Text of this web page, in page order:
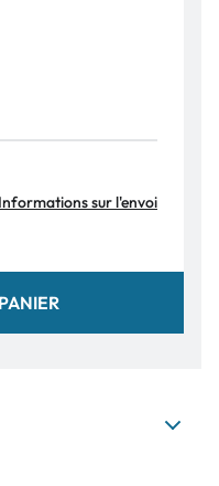
Informations sur l'envoi